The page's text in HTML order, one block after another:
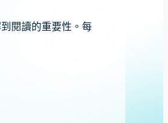
閱讀的重要性。每